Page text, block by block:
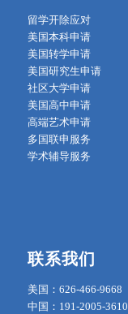
留学开除应对
美国本科申请
美国转学申请
美国研究生申请
社区大学申请
美国高中申请
高端艺术申请
多国联申服务
学术辅导服务
联系我们
美国：626-466-9668
中国：191-2005-3610